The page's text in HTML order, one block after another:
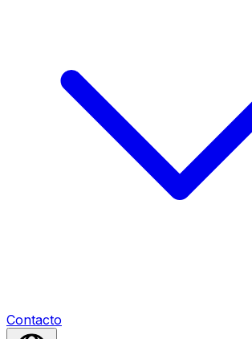
Contacto